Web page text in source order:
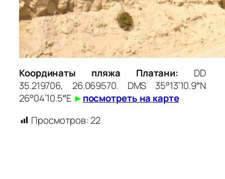
Координаты пляжа Платани: DD
35.219706, 26.069570. DMS 35°13’10.9″N
26°04’10.5″E ►посмотреть на карте
Просмотров: 22